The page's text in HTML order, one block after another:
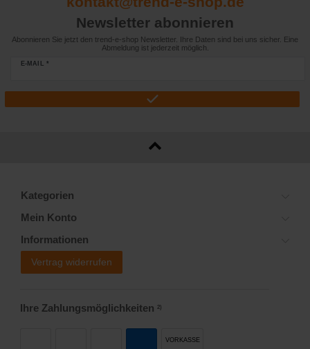
Newsletter abonnieren
Abonnieren Sie jetzt den trend-e-shop Newsletter. Ihre Daten sind bei uns sicher. Eine
Abmeldung ist jederzeit möglich.
E-MAIL *
Kategorien
Mein Konto
Informationen
Vertrag widerrufen
Ihre Zahlungsmöglichkeiten 2)
VORKASSE